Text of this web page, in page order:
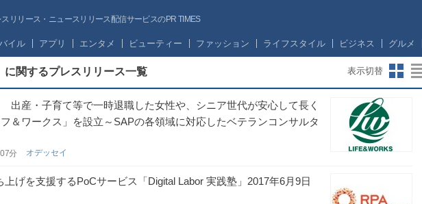
スリリース・ニュースリリース配信サービスのPR TIMES
イル アプリ エンタメ ビューティー ファッション ライフスタイル ビジネス グルメ
に関するプレスリリース一覧 表示切替
出産・子育て等で一時退職した女性や、シニア世代が安心して長く
＆ワークス」を設立～SAPの各領域に対応したベテランコンサルタ
分 オデッセイ
上げを支援するPoCサービス「Digital Labor 実践塾」2017年6月9日